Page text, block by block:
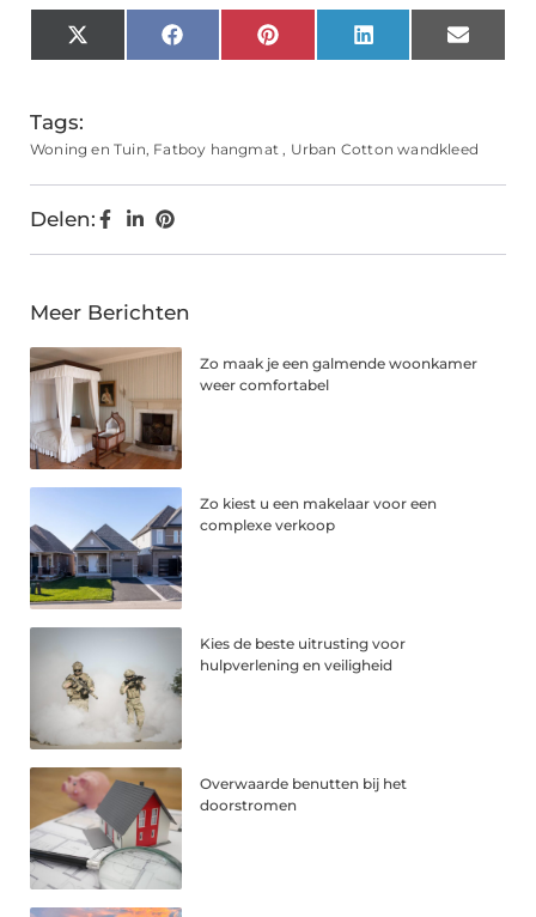
X
(Twitter)
FacebookPinterestLinkedInEmail
Tags:
Woning en Tuin, Fatboy hangmat , Urban Cotton wandkleed
Delen:
Meer Berichten
Zo maak je een galmende woonkamer
weer comfortabel
Zo kiest u een makelaar voor een
complexe verkoop
Kies de beste uitrusting voor
hulpverlening en veiligheid
Overwaarde benutten bij het
doorstromen